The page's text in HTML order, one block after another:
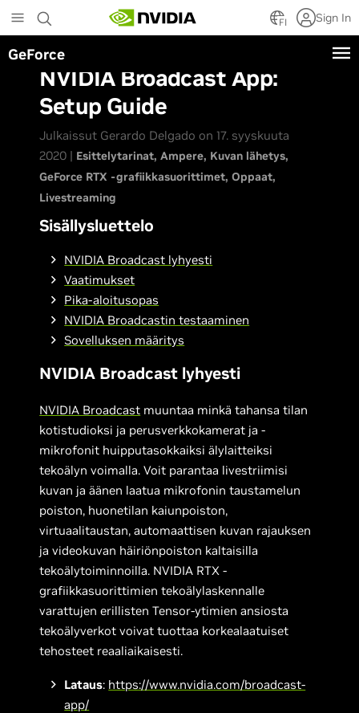
to
main
content
FI Sign In
GeForce
NVIDIA Broadcast App:
Setup Guide
Julkaissut Gerardo Delgado on 17. syyskuuta
2020 | Esittelytarinat Ampere Kuvan lähetys
GeForce RTX -grafiikkasuorittimet Oppaat
Livestreaming
Sisällysluettelo
NVIDIA Broadcast lyhyesti
Vaatimukset
Pika-aloitusopas
NVIDIA Broadcastin testaaminen
Sovelluksen määritys
NVIDIA Broadcast lyhyesti
NVIDIA Broadcast muuntaa minkä tahansa tilan
kotistudioksi ja perusverkkokamerat ja -
mikrofonit huipputasokkaiksi älylaitteiksi
tekoälyn voimalla. Voit parantaa livestriimisi
kuvan ja äänen laatua mikrofonin taustamelun
poiston, huonetilan kaiunpoiston,
virtuaalitaustan, automaattisen kuvan rajauksen
ja videokuvan häiriönpoiston kaltaisilla
tekoälytoiminnoilla. NVIDIA RTX -
grafiikkasuorittimien tekoälylaskennalle
varattujen erillisten Tensor-ytimien ansiosta
tekoälyverkot voivat tuottaa korkealaatuiset
tehosteet reaaliaikaisesti.
Lataus: https://www.nvidia.com/broadcast-
app/